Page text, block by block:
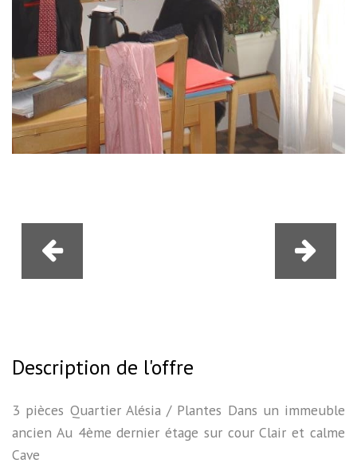
Description de l'offre
3 pièces Quartier Alésia / Plantes Dans un immeuble
ancien Au 4ème dernier étage sur cour Clair et calme
Cave